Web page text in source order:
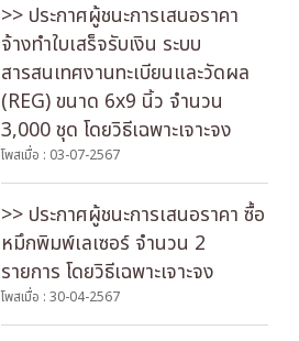
>> ประกาศผู้ชนะการเสนอราคา
จ้างทำใบเสร็จรับเงิน ระบบ
สารสนเทศงานทะเบียนและวัดผล
(REG) ขนาด 6x9 นิ้ว จำนวน
3,000 ชุด โดยวิธีเฉพาะเจาะจง
โพสเมื่อ : 03-07-2567
>> ประกาศผู้ชนะการเสนอราคา ซื้อ
หมึกพิมพ์เลเซอร์ จำนวน 2
รายการ โดยวิธีเฉพาะเจาะจง
โพสเมื่อ : 30-04-2567